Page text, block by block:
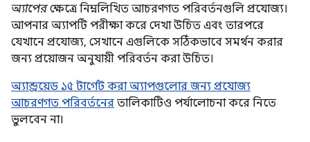
অ্যাপেরক্ষেত্রে নিম্নলিখিত আচরণগত পরিবর্তনগুলি প্রযোজ্য।
আপনার অ্যাপটি পরীক্ষা করে দেখা উচিত এবং তারপরে
যেখানে প্রযোজ্য, সেখানে এগুলিকে সঠিকভাবে সমর্থন করার
জন্য প্রয়োজন অনুযায়ী পরিবর্তন করা উচিত।
অ্যান্ড্রয়েড ১৫ টার্গেট করা অ্যাপগুলোর জন্য প্রযোজ্য
আচরণগত পরিবর্তনের তালিকাটিও পর্যালোচনা করে নিতে
ভুলবেন না।